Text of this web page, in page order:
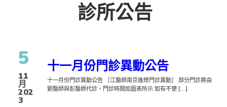
診所公告
5
11
月
202
3
十一月份門診異動公告
十一月份門診異動公告 ［江醫師南京進修門診異動］ 部分門診將由
劉醫師與彭醫師代診，門診時間如圖表所示 如有不便 […]